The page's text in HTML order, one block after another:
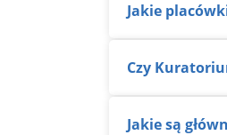
Jakie
Czy
Jakie są